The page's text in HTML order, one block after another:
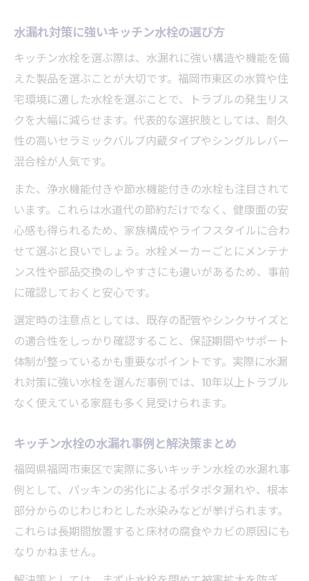
水漏れ対策に強いキッチン水栓の選び方
キッチン水栓を選ぶ際は、水漏れに強い構造や機能を備
えた製品を選ぶことが大切です。福岡市東区の水質や住
宅環境に適した水栓を選ぶことで、トラブルの発生リス
クを大幅に減らせます。代表的な選択肢としては、耐久
性の高いセラミックバルブ内蔵タイプやシングルレバー
混合栓が人気です。
また、浄水機能付きや節水機能付きの水栓も注目されて
います。これらは水道代の節約だけでなく、健康面の安
心感も得られるため、家族構成やライフスタイルに合わ
せて選ぶと良いでしょう。水栓メーカーごとにメンテナ
ンス性や部品交換のしやすさにも違いがあるため、事前
に確認しておくと安心です。
選定時の注意点としては、既存の配管やシンクサイズと
の適合性をしっかり確認すること、保証期間やサポート
体制が整っているかも重要なポイントです。実際に水漏
れ対策に強い水栓を選んだ事例では、10年以上トラブル
なく使えている家庭も多く見受けられます。
キッチン水栓の水漏れ事例と解決策まとめ
福岡県福岡市東区で実際に多いキッチン水栓の水漏れ事
例として、パッキンの劣化によるポタポタ漏れや、根本
部分からのじわじわとした水染みなどが挙げられます。
これらは長期間放置すると床材の腐食やカビの原因にも
なりかねません。